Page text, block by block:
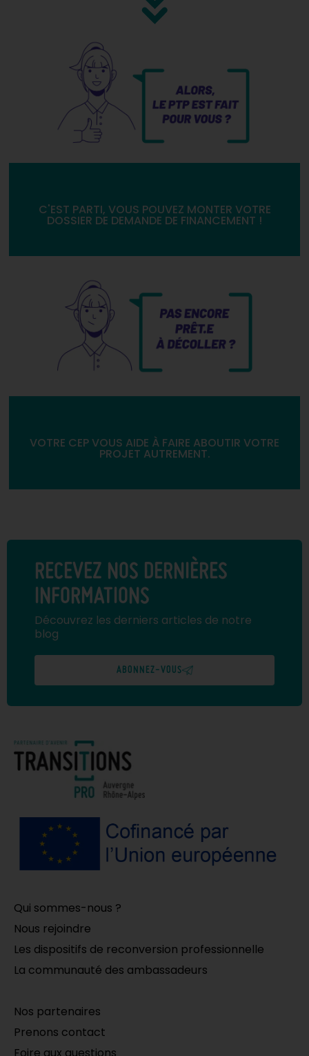
C'EST PARTI, VOUS POUVEZ MONTER VOTRE
DOSSIER DE DEMANDE DE FINANCEMENT !
VOTRE CEP VOUS AIDE À FAIRE ABOUTIR VOTRE
PROJET AUTREMENT.
RECEVEZ NOS DERNIÈRES
INFORMATIONS
Découvrez les derniers articles de notre
blog
ABONNEZ-VOUS
Qui sommes-nous ?
Nous rejoindre
Les dispositifs de reconversion professionnelle
La communauté des ambassadeurs
Nos partenaires
Prenons contact